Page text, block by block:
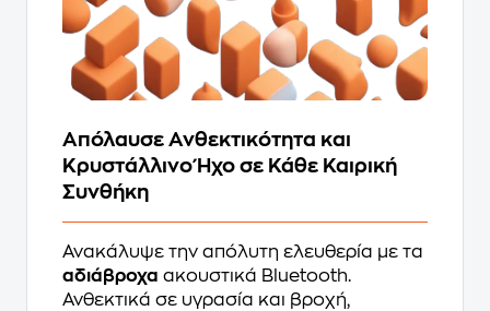
Απόλαυσε Ανθεκτικότητα και
Κρυστάλλινο Ήχο σε Κάθε Καιρική
Συνθήκη
Ανακάλυψε την απόλυτη ελευθερία με τα
αδιάβροχα ακουστικά Bluetooth.
Ανθεκτικά σε υγρασία και βροχή,